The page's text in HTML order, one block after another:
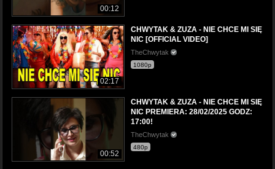
00:12
02:17
CHWYTAK & ZUZA - NIE CHCE MI SIĘ
NIC [OFFICIAL VIDEO]
TheChwytak
1080p
00:52
CHWYTAK & ZUZA - NIE CHCE MI SIĘ
NIC PREMIERA: 28/02/2025 GODZ:
17:00!
TheChwytak
480p